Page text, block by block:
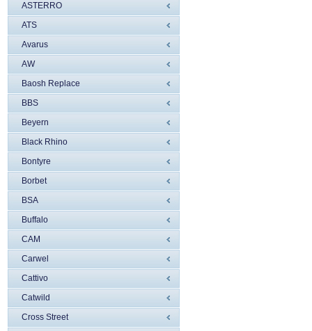
ASTERRO
ATS
Avarus
AW
Baosh Replace
BBS
Beyern
Black Rhino
Bontyre
Borbet
BSA
Buffalo
CAM
Carwel
Cattivo
Catwild
Cross Street